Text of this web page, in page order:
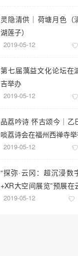
灵隐清供｜​荷塘月色（
湖莲子）
2019-05-12
第七届蕅益文化论坛在
吉举办
2019-05-12
品荔吟诗 怀古颂今｜乙
啖荔诗会在福州西禅寺
2019-05-12
“探弥·云冈：超沉浸数
+XR大空间展览”预展在
窟云冈美术馆启幕
2019-05-12